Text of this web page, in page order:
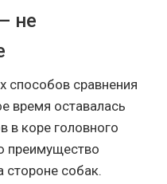
не
способов сравнения
время оставалась
в коре головного
преимущество
стороне собак.